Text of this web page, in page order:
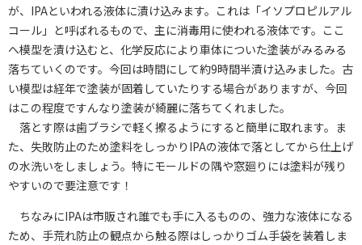
が、IPAといわれる液体に漬け込みます。これは「イソプロピルアル
コール」と呼ばれるもので、主に消毒用に使われる液体です。ここ
へ模型を漬け込むと、化学反応により車体についた塗装がみるみる
落ちていくのです。今回は時間にして約9時間半漬け込みました。古
い模型は経年で塗装が固着していたりする場合がありますが、今回
はこの程度ですんなり塗装が綺麗に落ちてくれました。
落とす際は歯ブラシで軽く擦るようにすると簡単に取れます。ま
た、失敗防止のため塗料をしっかりIPAの液体で落としてから仕上げ
の水洗いをしましょう。特にモールドの隅や窓廻りには塗料が残り
やすいので要注意です！
ちなみにIPAは市販され誰でも手に入るものの、強力な液体になる
ため、手荒れ防止の観点から触る際はしっかりゴム手袋を装着しま